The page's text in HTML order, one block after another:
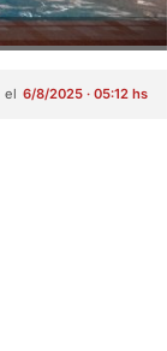
el 6/8/2025 · 05:12 hs